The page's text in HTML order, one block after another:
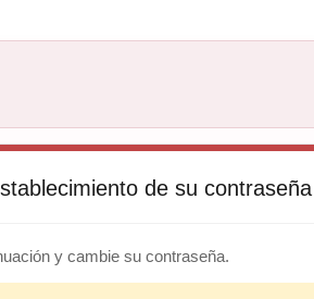
de su contraseña
y cambie su contraseña.